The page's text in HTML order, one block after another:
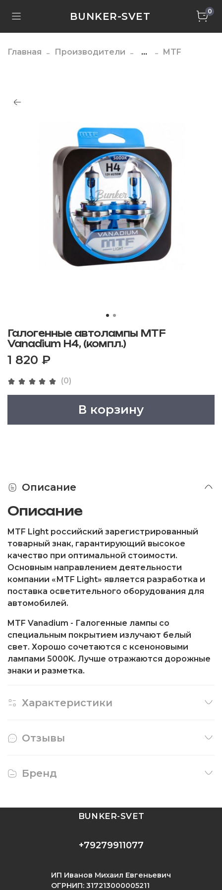
BUNKER-SVET 0
Главная Производители ... MTF
(0)
Галогенные автолампы MTF
Vanadium H4, (компл.)
1 820 ₽
В корзину
Описание
Описание
MTF Light российский зарегистрированный
товарный знак, гарантирующий высокое
качество при оптимальной стоимости.
Основным направлением деятельности
компании «МTF Light» является разработка и
поставка осветительного оборудования для
автомобилей.
MTF Vanadium - Галогенные лампы со
специальным покрытием излучают белый
свет. Хорошо сочетаются с ксеноновыми
лампами 5000K. Лучше отражаются дорожные
знаки и разметка.
Характеристики
Отзывы
Бренд
+79279911077
BUNKER-SVET
ИП Иванов Михаил Евгеньевич
ОГРНИП: 317213000005211